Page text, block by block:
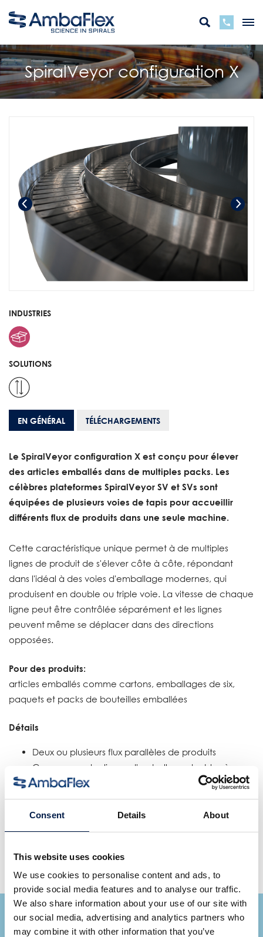
Consent Details About
This website uses cookies
We use cookies to personalise content and ads, to
provide social media features and to analyse our traffic.
We also share information about your use of our site with
our social media, advertising and analytics partners who
may combine it with other information that you’ve
SpiralVeyor configuration X
INDUSTRIES
SOLUTIONS
EN GÉNÉRAL TÉLÉCHARGEMENTS
Le SpiralVeyor configuration X est conçu pour élever
des articles emballés dans de multiples packs. Les
célèbres plateformes SpiralVeyor SV et SVs sont
équipées de plusieurs voies de tapis pour accueillir
différents flux de produits dans une seule machine.
Cette caractéristique unique permet à de multiples
lignes de produit de s'élever côte à côte, répondant
dans l'idéal à des voies d'emballage modernes, qui
produisent en double ou triple voie. La vitesse de chaque
ligne peut être contrôlée séparément et les lignes
peuvent même se déplacer dans des directions
opposées.
Pour des produits:
articles emballés comme cartons, emballages de six,
paquets et packs de bouteilles emballées
Détails
Deux ou plusieurs flux parallèles de produits
Conçu pour des lignes d'emballage doubles à
haute capacité
La largeur de tapis peut être de 100, 140, 200, 300,
400, 500, 600 mm par tapis.
Angle d'inclinaison jusqu'à 15 degrés